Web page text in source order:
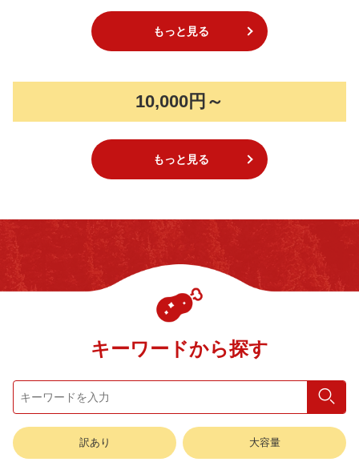
もっと見る
10,000円～
もっと見る
キーワードから探す
検索
訳あり 大容量